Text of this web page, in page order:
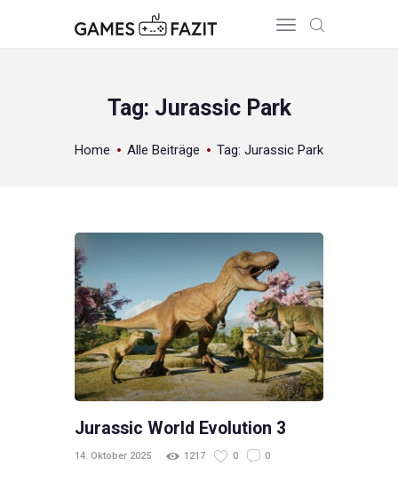
Tag: Jurassic Park
Home Alle Beiträge Tag: Jurassic Park
HOME
Jurassic World Evolution 3
14. Oktober 2025 1217 0 0